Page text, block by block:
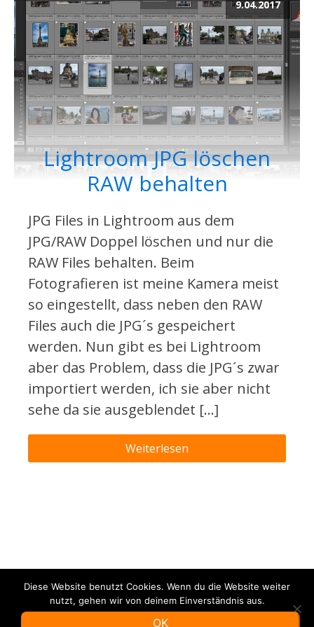
9.04.2017
Lightroom JPG löschen
RAW behalten
JPG Files in Lightroom aus dem
JPG/RAW Doppel löschen und nur die
RAW Files behalten. Beim
Fotografieren ist meine Kamera meist
so eingestellt, dass neben den RAW
Files auch die JPG´s gespeichert
werden. Nun gibt es bei Lightroom
aber das Problem, dass die JPG´s zwar
importiert werden, ich sie aber nicht
sehe da sie ausgeblendet […]
Weiterlesen
Diese Website benutzt Cookies. Wenn du die Website weiter
nutzt, gehen wir von deinem Einverständnis aus.
OK